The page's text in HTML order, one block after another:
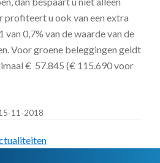
profiteert u ook van een extra
0,7% van de waarde van de
Voor groene beleggingen geldt
€ 57.845 (€ 115.690 voor
11-2018